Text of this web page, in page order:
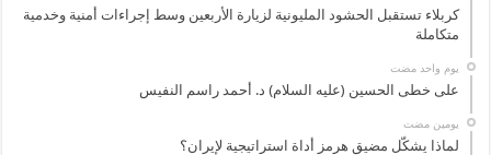
كربلاء تستقبل الحشود المليونية لزيارة الأربعين وسط إجراءات أمنية وخدمية
متكاملة
‏يوم واحد مضت
على خطى الحسين (عليه السلام) د. أحمد راسم النفيس
‏يومين مضت
لماذا يشكّل مضيق هرمز أداة استراتيجية لإيران؟